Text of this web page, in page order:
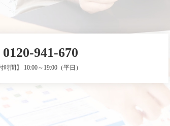
0120-941-670
時間】 10:00～19:00（平日）